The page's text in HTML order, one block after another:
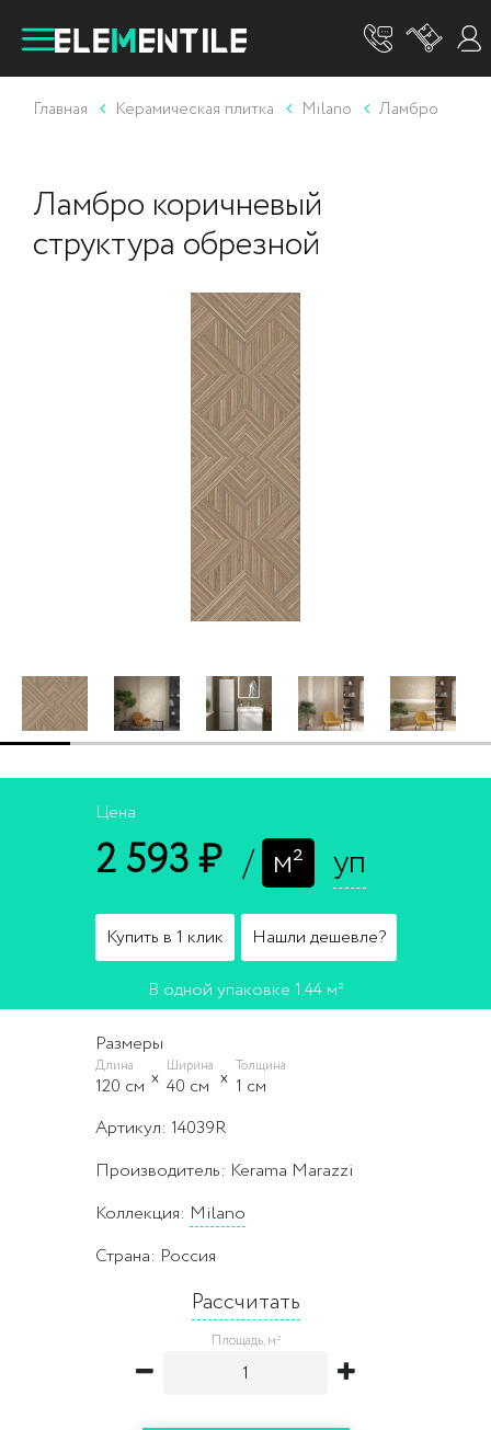
Главная Керамическая плитка Milano Ламбро
Ламбро коричневый
структура обрезной
Цена
2 593 ₽ / м² уп
Купить в 1 клик Нашли дешевле?
В одной упаковке 1.44 м²
Размеры
Длина
120 cм
Ширина
40 cм
Толщина
1 cм
Артикул: 14039R
Производитель: Kerama Marazzi
Коллекция: Milano
Страна: Россия
Рассчитать
Площадь, м²